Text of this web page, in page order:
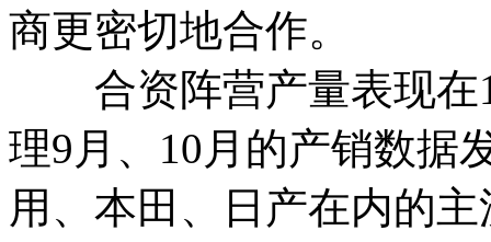
商更密切地合作。
合资阵营产量表现在
理9月、10月的产销数据
用、本田、日产在内的